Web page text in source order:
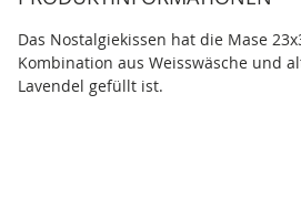
Das Nostalgiekissen hat die Mase
Kombination aus Weisswäsche und
Lavendel gefüllt ist.